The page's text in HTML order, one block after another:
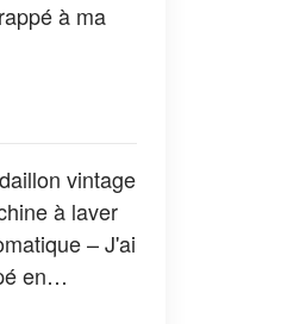
à ma
vintage
à laver
– J'ai
en
d'enfance